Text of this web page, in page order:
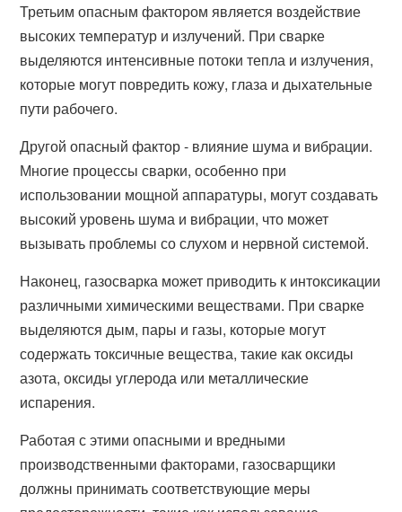
Третьим опасным фактором является воздействие
высоких температур и излучений. При сварке
выделяются интенсивные потоки тепла и излучения,
которые могут повредить кожу, глаза и дыхательные
пути рабочего.
Другой опасный фактор - влияние шума и вибрации.
Многие процессы сварки, особенно при
использовании мощной аппаратуры, могут создавать
высокий уровень шума и вибрации, что может
вызывать проблемы со слухом и нервной системой.
Наконец, газосварка может приводить к интоксикации
различными химическими веществами. При сварке
выделяются дым, пары и газы, которые могут
содержать токсичные вещества, такие как оксиды
азота, оксиды углерода или металлические
испарения.
Работая с этими опасными и вредными
производственными факторами, газосварщики
должны принимать соответствующие меры